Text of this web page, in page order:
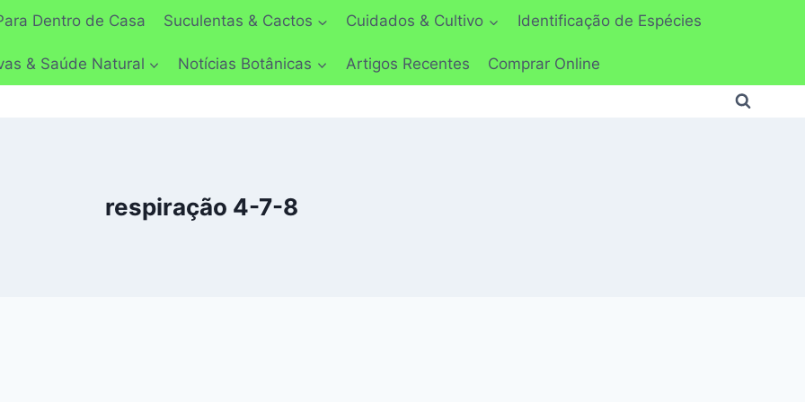
Dentro de Casa Suculentas & Cactos Cuidados & Cultivo Identificação de Espécies
& Saúde Natural Notícias Botânicas Artigos Recentes Comprar Online
respiração 4-7-8